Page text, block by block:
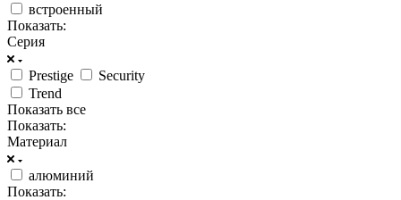
встроенный
Показать:
Серия
Prestige
Security
Trend
Показать все
Показать:
Материал
алюминий
Показать: